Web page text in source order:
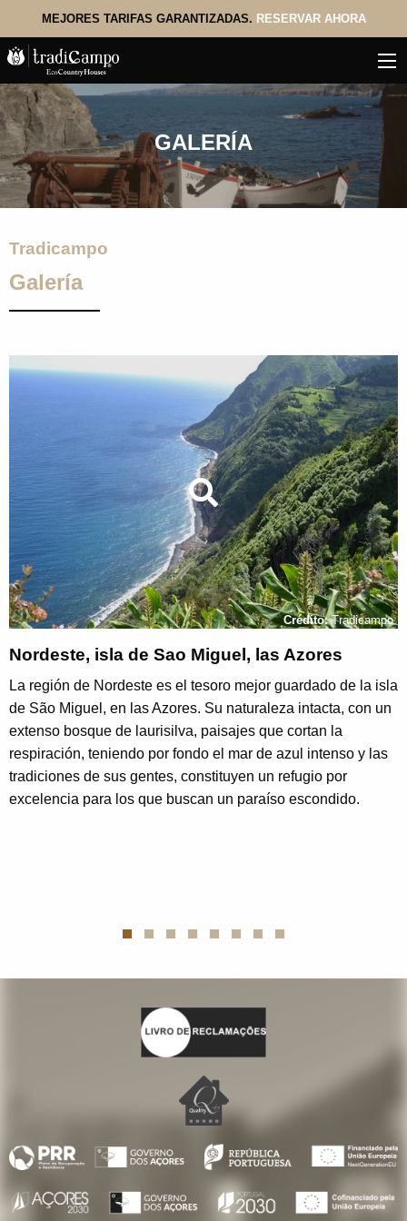
MEJORES TARIFAS GARANTIZADAS. RESERVAR AHORA
GALERÍA
Tradicampo
Galería
Crédito:Tradicampo
Nordeste, isla de Sao Miguel, las Azores
La región de Nordeste es el tesoro mejor guardado de la isla
de São Miguel, en las Azores. Su naturaleza intacta, con un
extenso bosque de laurisilva, paisajes que cortan la
respiración, teniendo por fondo el mar de azul intenso y las
tradiciones de sus gentes, constituyen un refugio por
excelencia para los que buscan un paraíso escondido.